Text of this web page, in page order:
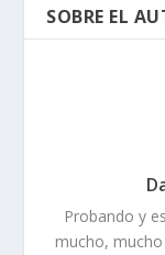
SOBRE EL
Probando y
mucho,